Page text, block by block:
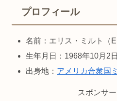
プロフィール
名前：エリス・ミルト（
生年月日：1968年10月2
出身地： アメリカ合衆国
スポンサ